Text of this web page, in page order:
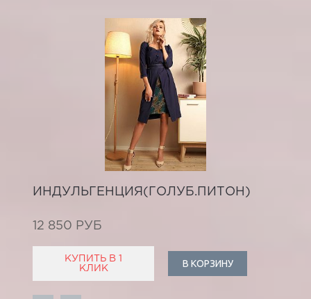
ИНДУЛЬГЕНЦИЯ(ГОЛУБ.ПИТОН)
12 850 РУБ
КУПИТЬ В 1
КЛИК
В КОРЗИНУ